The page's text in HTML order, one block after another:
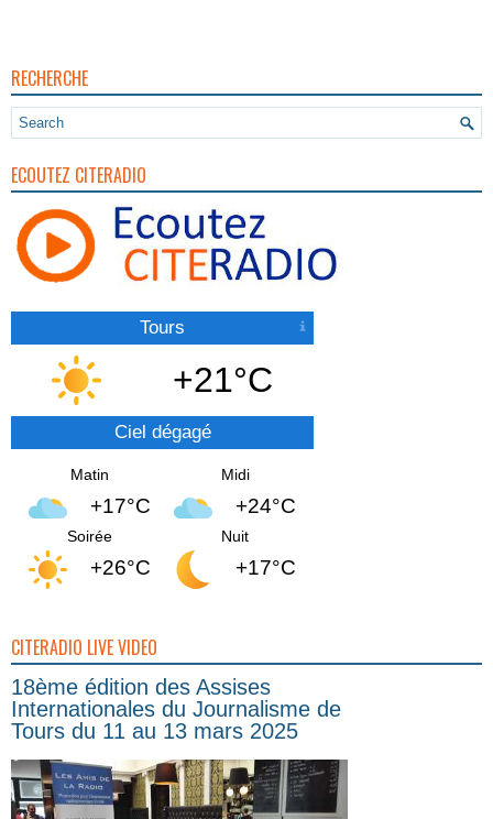
RECHERCHE
ECOUTEZ CITERADIO
Tours
+21°C
Ciel dégagé
Matin
+17°C
Midi
+24°C
Soirée
+26°C
Nuit
+17°C
CITERADIO LIVE VIDEO
18ème édition des Assises
Internationales du Journalisme de
Tours du 11 au 13 mars 2025